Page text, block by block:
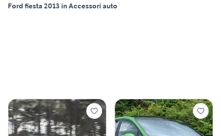
Ford fiesta 2013 in Accessori auto